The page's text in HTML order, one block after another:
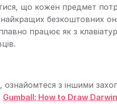
що кожен предмет
безкоштовних
працює як з
з іншими
Gumball: How to Draw Darwin